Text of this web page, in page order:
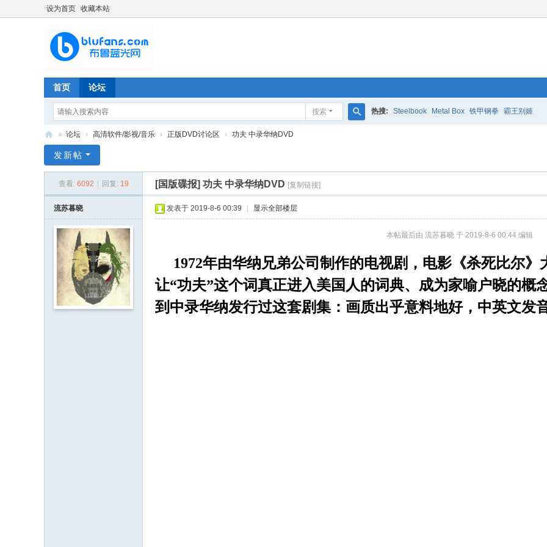
设为首页 收藏本站
首页 论坛
搜索 热搜: Steelbook Metal Box 铁甲钢拳 霸王别姬
鲁
» 论坛 › 高清软件/影视/音乐 › 正版DVD讨论区 › 功夫 中录华纳DVD
发新帖
查看: 6092 回复: 19 [国版碟报] 功夫 中录华纳DVD [复制链接]
流苏暮晓 发表于 2019-8-6 00:39 显示全部楼层
本帖最后由 流苏暮晓 于 2019-8-6 00:44 编辑
1972年由华纳兄弟公司制作的电视剧，电影《杀死比尔》
让“功夫”这个词真正进入美国人的词典、成为家喻户晓的概
到中录华纳发行过这套剧集：画质出乎意料地好，中英文发